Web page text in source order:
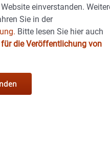
einverstanden.
Sie in der
Bitte lesen Sie hier auch
die Veröffentlichung von